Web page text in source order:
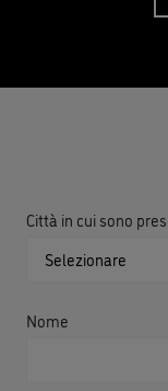
Città in cui sono
Nome